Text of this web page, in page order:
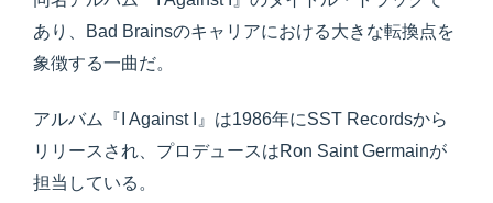
あり、Bad Brainsのキャリアにおける大きな転換点を
象徴する一曲だ。
アルバム『I Against I』は1986年にSST Recordsから
リリースされ、プロデュースはRon Saint Germainが
担当している。